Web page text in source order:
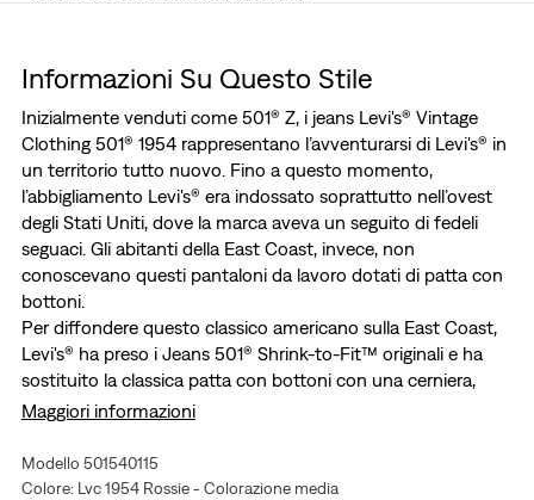
Informazioni Su Questo Stile
Inizialmente venduti come 501® Z, i jeans Levi's® Vintage
Clothing 501® 1954 rappresentano l’avventurarsi di Levi's® in
un territorio tutto nuovo. Fino a questo momento,
l’abbigliamento Levi's® era indossato soprattutto nell’ovest
degli Stati Uniti, dove la marca aveva un seguito di fedeli
seguaci. Gli abitanti della East Coast, invece, non
conoscevano questi pantaloni da lavoro dotati di patta con
bottoni.
Per diffondere questo classico americano sulla East Coast,
Levi's® ha preso i Jeans 501® Shrink-to-Fit™ originali e ha
sostituito la classica patta con bottoni con una cerniera,
ribattezzando poi il modello 501® Z. Tutti gli altri dettagli
celebre silhouette, i rivetti e il denim resistente ma flessibile.
Col tempo, i rivenditori hanno iniziato a offrire ai clienti
Maggiori informazioni
Modello 501540115
Colore: Lvc 1954 Rossie - Colorazione media